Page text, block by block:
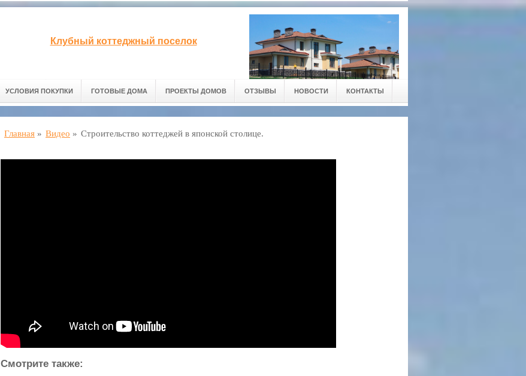
Клубный коттеджный поселок
УСЛОВИЯ ПОКУПКИ ГОТОВЫЕ ДОМА ПРОЕКТЫ ДОМОВ ОТЗЫВЫ НОВОСТИ КОНТАКТЫ
Главная » Видео » Строительство коттеджей в японской столице.
Смотрите также: